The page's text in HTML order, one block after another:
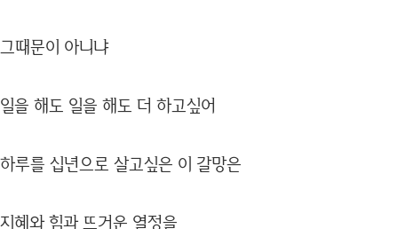
그때문이 아니냐
일을 해도 일을 해도 더 하고싶어
하루를 십년으로 살고싶은 이 갈망은
지혜와 힘과 뜨거운 열정을